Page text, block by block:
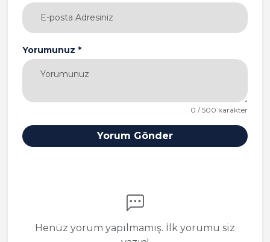
Yorumunuz *
0 / 500 karakter
Yorum Gönder
Henüz yorum yapılmamış. İlk yorumu siz